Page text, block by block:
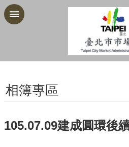
跳到主要內容區塊
相簿專區
105.07.09建成圓環後